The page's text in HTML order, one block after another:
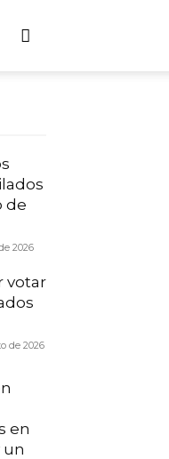
de
2026
votar
de 2026
en
un